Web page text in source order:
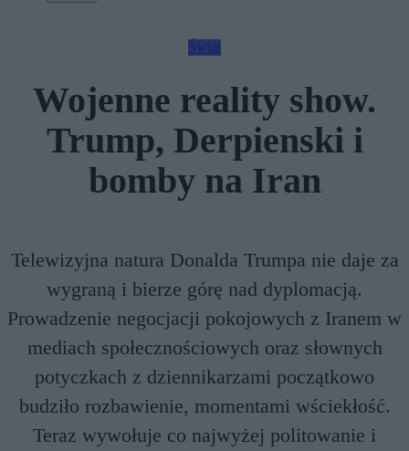
Wojenne reality show.
Trump, Derpienski i
bomby na Iran
Telewizyjna natura Donalda Trumpa nie daje za
wygraną i bierze górę nad dyplomacją.
Prowadzenie negocjacji pokojowych z Iranem w
mediach społecznościowych oraz słownych
potyczkach z dziennikarzami początkowo
budziło rozbawienie, momentami wściekłość.
Teraz wywołuje co najwyżej politowanie i